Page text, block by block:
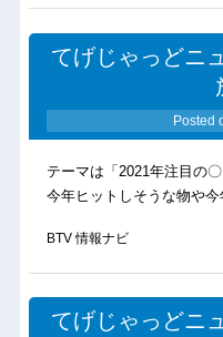
てげじゃっどニ
Posted
テーマは「2021年注目の〇
今年ヒットしそうな物や今
BTV 情報ナビ
てげじゃっどニ